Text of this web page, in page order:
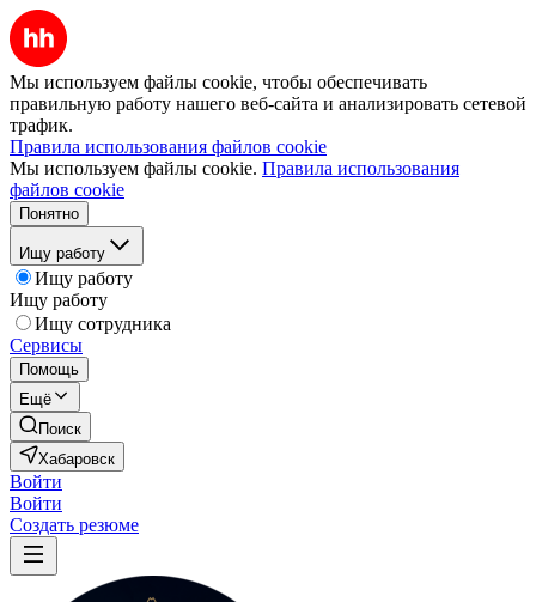
Мы используем файлы cookie, чтобы обеспечивать
правильную работу нашего веб-сайта и анализировать сетевой
трафик.
Правила использования файлов cookie
Мы используем файлы cookie. Правила использования
файлов cookie
Понятно
Ищу работу
Ищу работу
Ищу работу
Ищу сотрудника
Сервисы
Помощь
Ещё
Поиск
Хабаровск
Войти
Войти
Создать резюме